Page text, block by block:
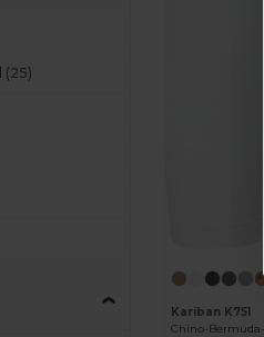
(25)
Kariban K751
Chino-